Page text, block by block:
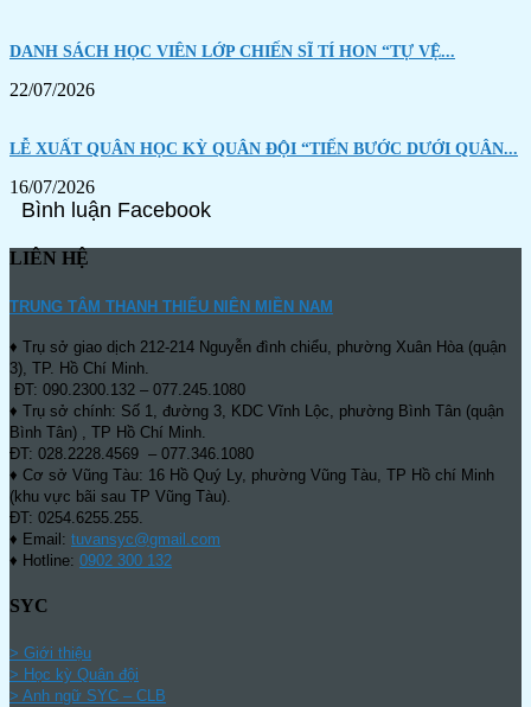
DANH SÁCH HỌC VIÊN LỚP CHIẾN SĨ TÍ HON “TỰ VỆ...
22/07/2026
LỄ XUẤT QUÂN HỌC KỲ QUÂN ĐỘI “TIẾN BƯỚC DƯỚI QUÂN...
16/07/2026
Bình luận Facebook
LIÊN HỆ
TRUNG TÂM THANH THIẾU NIÊN MIỀN NAM
♦ Trụ sở giao dịch 212-214 Nguyễn đình chiểu, phường Xuân Hòa (quận
3), TP. Hồ Chí Minh.
ĐT: 090.2300.132 – 077.245.1080
♦ Trụ sở chính: Số 1, đường 3, KDC Vĩnh Lộc, phường Bình Tân (quận
Bình Tân) , TP Hồ Chí Minh.
ĐT: 028.2228.4569 – 077.346.1080
♦ Cơ sở Vũng Tàu: 16 Hồ Quý Ly, phường Vũng Tàu, TP Hồ chí Minh
(khu vực bãi sau TP Vũng Tàu).
ĐT: 0254.6255.255.
♦ Email: tuvansyc@gmail.com
♦ Hotline: 0902 300 132
SYC
> Giới thiệu
> Học kỳ Quân đội
> Anh ngữ SYC – CLB